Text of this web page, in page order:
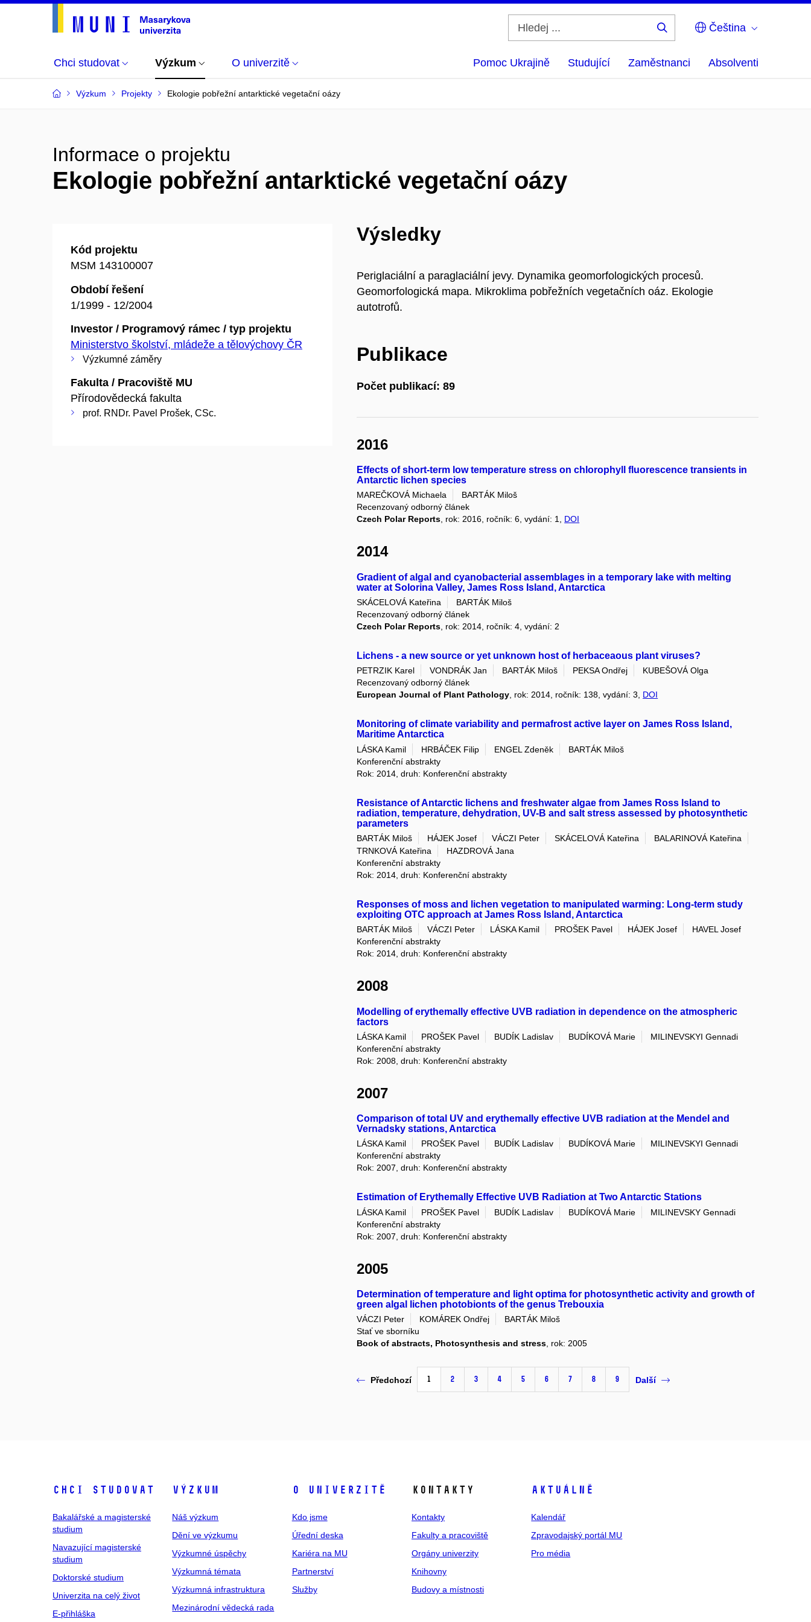
Čeština
Chci studovat Výzkum O univerzitě Pomoc Ukrajině Studující Zaměstnanci Absolventi
Výzkum Projekty Ekologie pobřežní antarktické vegetační oázy
Informace o projektu
Ekologie pobřežní antarktické vegetační oázy
Kód projektu
MSM 143100007
Období řešení
1/1999 - 12/2004
Investor / Programový rámec / typ projektu
Ministerstvo školství, mládeže a tělovýchovy ČR
Výzkumné záměry
Fakulta / Pracoviště MU
Přírodovědecká fakulta
prof. RNDr. Pavel Prošek, CSc.
Výsledky
Periglaciální a paraglaciální jevy. Dynamika geomorfologických procesů.
Geomorfologická mapa. Mikroklima pobřežních vegetačních oáz. Ekologie
autotrofů.
Publikace
Počet publikací: 89
2016
Effects of short-term low temperature stress on chlorophyll fluorescence transients in
Antarctic lichen species
MAREČKOVÁ Michaela
BARTÁK Miloš
Recenzovaný odborný článek
Czech Polar Reports, rok: 2016, ročník: 6, vydání: 1, DOI
2014
Gradient of algal and cyanobacterial assemblages in a temporary lake with melting
water at Solorina Valley, James Ross Island, Antarctica
SKÁCELOVÁ Kateřina
BARTÁK Miloš
Recenzovaný odborný článek
Czech Polar Reports , rok: 2014, ročník: 4, vydání: 2
Lichens - a new source or yet unknown host of herbaceaous plant viruses?
PETRZIK Karel VONDRÁK Jan BARTÁK Miloš PEKSA Ondřej
KUBEŠOVÁ Olga
Recenzovaný odborný článek
European Journal of Plant Pathology, rok: 2014, ročník: 138, vydání: 3, DOI
Monitoring of climate variability and permafrost active layer on James Ross Island,
Maritime Antarctica
LÁSKA Kamil HRBÁČEK Filip ENGEL Zdeněk
BARTÁK Miloš
Konferenční abstrakty
Rok: 2014, druh: Konferenční abstrakty
Resistance of Antarctic lichens and freshwater algae from James Ross Island to
radiation, temperature, dehydration, UV-B and salt stress assessed by photosynthetic
parameters
BARTÁK Miloš HÁJEK Josef VÁCZI Peter SKÁCELOVÁ Kateřina
BALARINOVÁ Kateřina
TRNKOVÁ Kateřina
HAZDROVÁ Jana
Konferenční abstrakty
Rok: 2014, druh: Konferenční abstrakty
Responses of moss and lichen vegetation to manipulated warming: Long-term study
exploiting OTC approach at James Ross Island, Antarctica
BARTÁK Miloš VÁCZI Peter LÁSKA Kamil PROŠEK Pavel HÁJEK Josef
HAVEL Josef
Konferenční abstrakty
Rok: 2014, druh: Konferenční abstrakty
2008
Modelling of erythemally effective UVB radiation in dependence on the atmospheric
factors
LÁSKA Kamil PROŠEK Pavel BUDÍK Ladislav BUDÍKOVÁ Marie
MILINEVSKYI Gennadi
Konferenční abstrakty
Rok: 2008, druh: Konferenční abstrakty
2007
Comparison of total UV and erythemally effective UVB radiation at the Mendel and
Vernadsky stations, Antarctica
LÁSKA Kamil PROŠEK Pavel BUDÍK Ladislav BUDÍKOVÁ Marie
MILINEVSKYI Gennadi
Konferenční abstrakty
Rok: 2007, druh: Konferenční abstrakty
Estimation of Erythemally Effective UVB Radiation at Two Antarctic Stations
LÁSKA Kamil PROŠEK Pavel BUDÍK Ladislav BUDÍKOVÁ Marie
MILINEVSKY Gennadi
Konferenční abstrakty
Rok: 2007, druh: Konferenční abstrakty
2005
Determination of temperature and light optima for photosynthetic activity and growth of
green algal lichen photobionts of the genus Trebouxia
VÁCZI Peter KOMÁREK Ondřej
BARTÁK Miloš
Stať ve sborníku
Book of abstracts, Photosynthesis and stress , rok: 2005
Předchozí 1 2 3 4 5 6 7 8 9 Další
Chci studovat
Bakalářské a magisterské
studium
Navazující magisterské
studium
Doktorské studium
Univerzita na celý život
E-přihláška
Výzkum
Náš výzkum
Dění ve výzkumu
Výzkumné úspěchy
Výzkumná témata
Výzkumná infrastruktura
Mezinárodní vědecká rada
O univerzitě
Kdo jsme
Úřední deska
Kariéra na MU
Partnerství
Služby
Kontakty
Kontakty
Fakulty a pracoviště
Orgány univerzity
Knihovny
Budovy a místnosti
Aktuálně
Kalendář
Zpravodajský portál MU
Pro média